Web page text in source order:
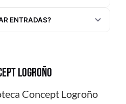
ENTRADAS?
LOGROÑO
Concept Logroño